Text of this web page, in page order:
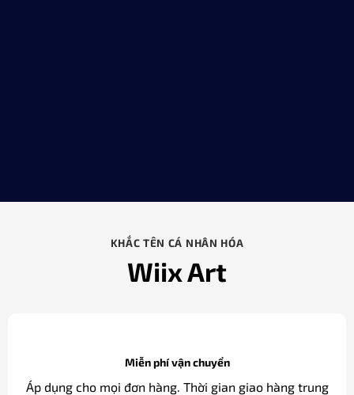
KHẮC TÊN CÁ NHÂN HÓA
Wiix Art
Miễn phí vận chuyển
Áp dụng cho mọi đơn hàng. Thời gian giao hàng trung